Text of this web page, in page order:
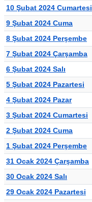
10 Şubat 2024 Cumartesi
9 Şubat 2024 Cuma
8 Şubat 2024 Perşembe
7 Şubat 2024 Çarşamba
6 Şubat 2024 Salı
5 Şubat 2024 Pazartesi
4 Şubat 2024 Pazar
3 Şubat 2024 Cumartesi
2 Şubat 2024 Cuma
1 Şubat 2024 Perşembe
31 Ocak 2024 Çarşamba
30 Ocak 2024 Salı
29 Ocak 2024 Pazartesi